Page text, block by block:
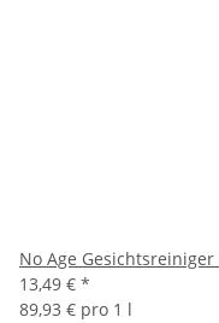
No Age
13,49 € *
89,93 € pro 1 l